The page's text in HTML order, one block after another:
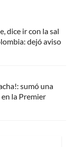
dice ir con la sal
dejó aviso
sumó una
la Premier